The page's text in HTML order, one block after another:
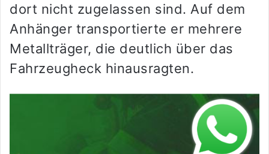
dort nicht zugelassen sind. Auf dem
Anhänger transportierte er mehrere
Metallträger, die deutlich über das
Fahrzeugheck hinausragten.